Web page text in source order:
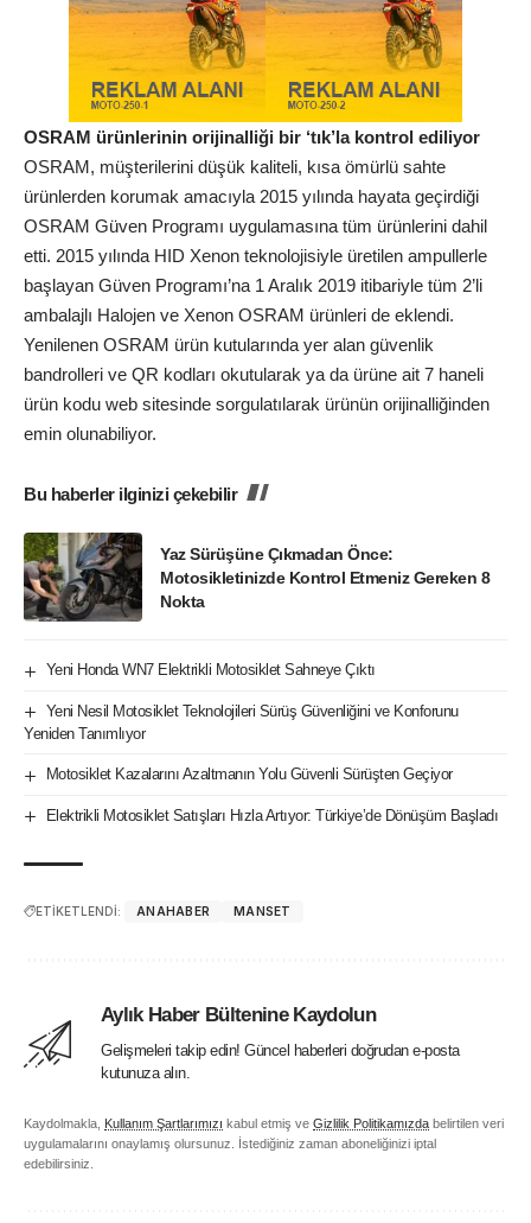
OSRAM ürünlerinin orijinalliği bir ‘tık’la kontrol ediliyor
OSRAM, müşterilerini düşük kaliteli, kısa ömürlü sahte
ürünlerden korumak amacıyla 2015 yılında hayata geçirdiği
OSRAM Güven Programı uygulamasına tüm ürünlerini dahil
etti. 2015 yılında HID Xenon teknolojisiyle üretilen ampullerle
başlayan Güven Programı’na 1 Aralık 2019 itibariyle tüm 2’li
ambalajlı Halojen ve Xenon OSRAM ürünleri de eklendi.
Yenilenen OSRAM ürün kutularında yer alan güvenlik
bandrolleri ve QR kodları okutularak ya da ürüne ait 7 haneli
ürün kodu web sitesinde sorgulatılarak ürünün orijinalliğinden
emin olunabiliyor.
Bu haberler ilginizi çekebilir
Yaz Sürüşüne Çıkmadan Önce:
Motosikletinizde Kontrol Etmeniz Gereken 8
Nokta
Yeni Honda WN7 Elektrikli Motosiklet Sahneye Çıktı
Yeni Nesil Motosiklet Teknolojileri Sürüş Güvenliğini ve Konforunu
Yeniden Tanımlıyor
Motosiklet Kazalarını Azaltmanın Yolu Güvenli Sürüşten Geçiyor
Elektrikli Motosiklet Satışları Hızla Artıyor: Türkiye’de Dönüşüm Başladı
ETİKETLENDİ: ANAHABER MANSET
Aylık Haber Bültenine Kaydolun
Gelişmeleri takip edin! Güncel haberleri doğrudan e-posta
kutunuza alın.
Kaydolmakla, Kullanım Şartlarımızı kabul etmiş ve Gizlilik Politikamızda belirtilen veri
uygulamalarını onaylamış olursunuz. İstediğiniz zaman aboneliğinizi iptal
edebilirsiniz.